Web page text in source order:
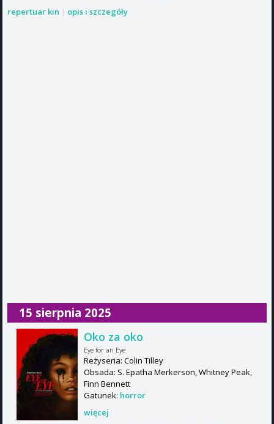
repertuar kin | opis i szczegóły
15 sierpnia 2025
Oko za oko
Eye for an Eye
Reżyseria: Colin Tilley
Obsada: S. Epatha Merkerson, Whitney Peak,
Finn Bennett
Gatunek: horror
więcej